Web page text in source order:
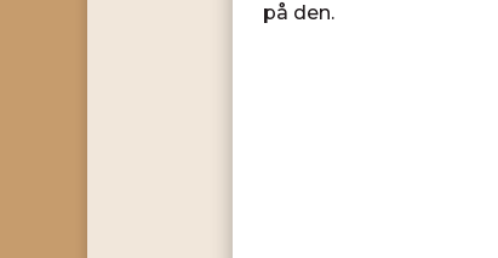
på den.